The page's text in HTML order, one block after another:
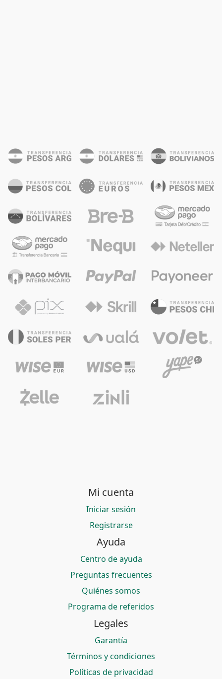
Mi cuenta
Iniciar sesión
Registrarse
Ayuda
Centro de ayuda
Preguntas frecuentes
Quiénes somos
Programa de referidos
Legales
Garantía
Términos y condiciones
Políticas de privacidad